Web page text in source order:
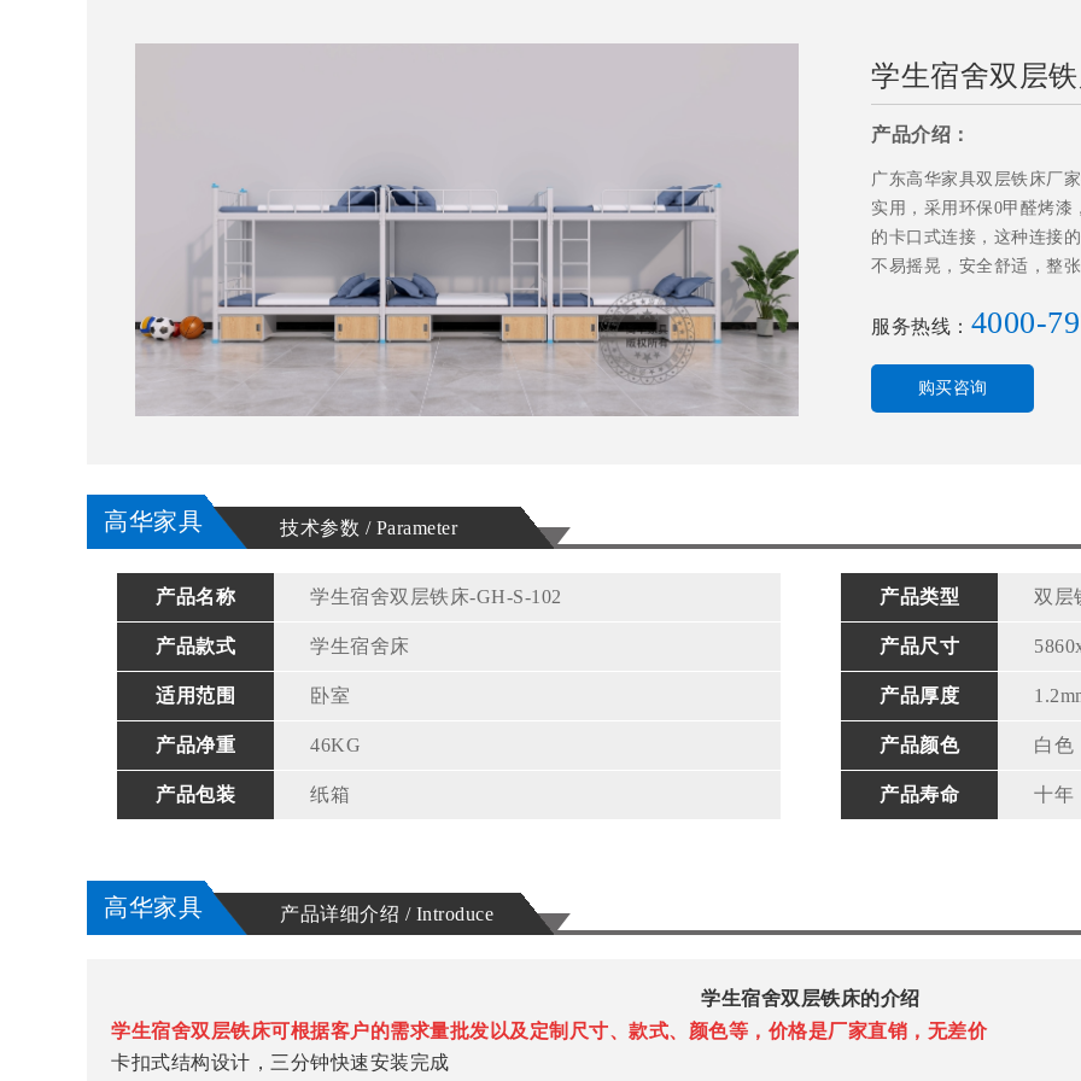
学生宿舍双层
产品介绍：
广东高华家具双层铁床厂
实用，采用环保0甲醛烤
的卡口式连接，这种连接
不易摇晃，安全舒适，整
服务热线： 4000-
购买咨询
高华家具 技术参数 / Parameter
产品名称 学生宿舍双层铁床-GH-S-102 产品类型 双层
产品款式 学生宿舍床 产品尺寸
适用范围 卧室 产品厚度
产品净重 46KG 产品颜色 白色
产品包装 纸箱 产品寿命 十年
高华家具 产品详细介绍 / Introduce
学生宿舍双层铁床的介绍
学生宿舍双层铁床可根据客户的需求量批发以及定制尺寸、款式、颜色等，价格是厂家直销，无差价
卡扣式结构设计，三分钟快速安装完成